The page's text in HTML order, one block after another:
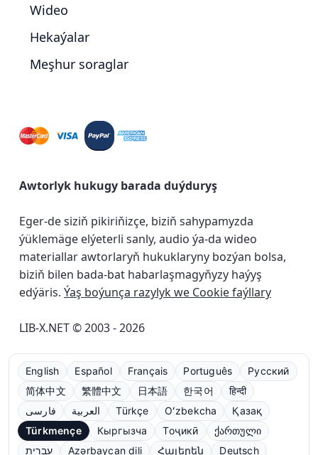
Wideo
Hekaýalar
Meşhur soraglar
Awtorlyk hukugy barada duýduryş
Eger-de siziň pikiriňizçe, biziň sahypamyzda
ýüklemäge elýeterli sanly, audio ýa-da wideo
materiallar awtorlaryň hukuklaryny bozýan bolsa,
biziň bilen bada-bat habarlaşmagyňyzy haýyş
edýäris. Ýaş boýunça razylyk we Cookie faýllary
LIB-X.NET © 2003 - 2026
English Español Français Português
Русский
简体中文
繁體中文 日本語 한국어
हिन्दी
فارسی
العربية Türkçe Oʻzbekcha
Қазақ
Türkmençe
Кыргызча Тоҷикӣ
ქართული
עברית
Azərbaycan dili Հայերեն Deutsch